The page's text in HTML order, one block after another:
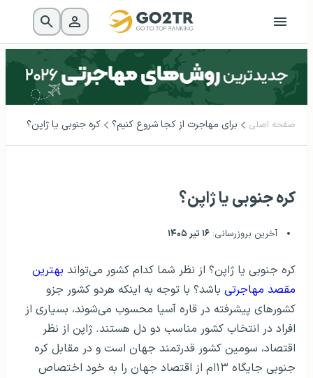
صفحه اصلی برای مهاجرت از کجا شروع کنیم؟ کره جنوبی یا ژاپن؟
کره جنوبی یا ژاپن؟
آخرین بروزرسانی: ۱۶ تیر ۱۴۰۵
کره جنوبی یا ژاپن؟ از نظر شما کدام کشور می‌تواند بهترین
مقصد مهاجرتی باشد؟ با توجه به اینکه هردو کشور جزو
کشورهای پیشرفته در قاره آسیا محسوب می‌شوند، بسیاری از
افراد در انتخاب کشور مناسب دو دل هستند. ژاپن از نظر
اقتصاد، سومین کشور قدرتمند جهان است و در مقابل کره
جنوبی جایگاه ۱۳ام از اقتصاد جهان را به خود اختصاص